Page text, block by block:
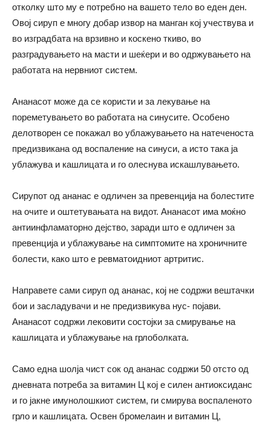
отколку што му е потребно на вашето тело во еден ден.
Овој сируп е многу добар извор на манган кој учествува и
во изградбата на врзивно и коскено ткиво, во
разградувањето на масти и шеќери и во одржувањето на
работата на нервниот систем.
Ананасот може да се користи и за лекување на
пореметувањето во работата на синусите. Особено
делотворен се покажал во ублажувањето на натеченоста
предизвикана од воспаление на синуси, а исто така ја
ублажува и кашлицата и го олеснува искашлувањето.
Сирупот од ананас е одличен за превенција на болестите
на очите и оштетувањата на видот. Ананасот има моќно
антиинфламаторно дејство, заради што е одличен за
превенција и ублажување на симптомите на хроничните
болести, како што е ревматоидниот артритис.
Направете сами сируп од ананас, кој не содржи вештачки
бои и засладувачи и не предизвикува нус- појави.
Ананасот содржи лековити состојки за смирување на
кашлицата и ублажување на грлоболката.
Само една шолја чист сок од ананас содржи 50 отсто од
дневната потреба за витамин Ц кој е силен антиоксиданс
и го јакне имунолошкиот систем, ги смирува воспаленото
грло и кашлицата. Освен бромелаин и витамин Ц,